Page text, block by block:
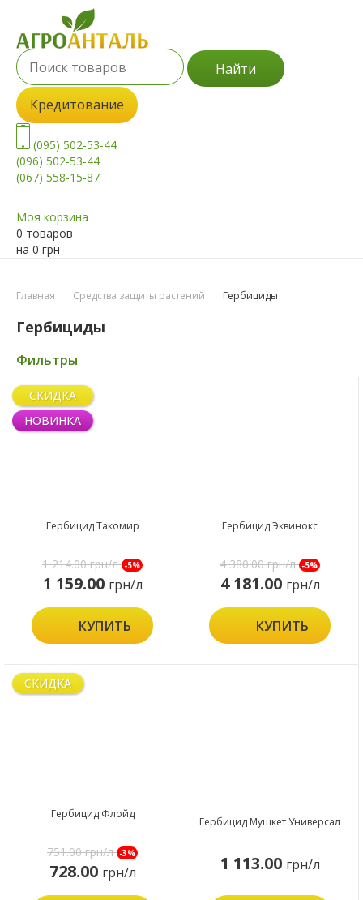
Найти
Кредитование
(095) 502-53-44
(096) 502-53-44
(067) 558-15-87
Моя корзина
0 товаров
на 0 грн
Главная Средства защиты растений Гербициды
Гербициды
Фильтры
СКИДКА
НОВИНКА
Гербицид Такомир
1 214.00грн/л -5%
1 159.00 грн/л
КУПИТЬ
Гербицид Эквинокс
4 380.00грн/л -5%
4 181.00 грн/л
КУПИТЬ
СКИДКА
Гербицид Флойд
751.00грн/л -3%
728.00 грн/л
Гербицид Мушкет Универсал
1 113.00 грн/л